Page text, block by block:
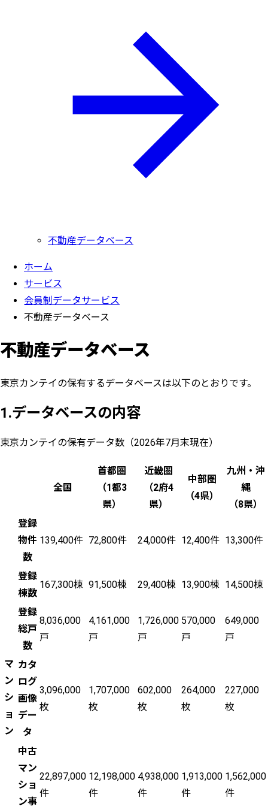
不動産データベース
ホーム
サービス
会員制データサービス
不動産データベース
不動産データベース
東京カンテイの保有するデータベースは以下のとおりです。
1.データベースの内容
東京カンテイの保有データ数（2026年7月末現在）
全国
首都圏
（1都3
県）
近畿圏
（2府4
県）
中部圏
（4県）
九州・沖
縄
（8県）
マ
ン
シ
ョ
ン
登録
物件
数
139,400件 72,800件 24,000件 12,400件 13,300件
登録
棟数
167,300棟 91,500棟 29,400棟 13,900棟 14,500棟
登録
総戸
数
8,036,000
戸
4,161,000
戸
1,726,000
戸
570,000
戸
649,000
戸
カタ
ログ
画像
デー
タ
3,096,000
枚
1,707,000
枚
602,000
枚
264,000
枚
227,000
枚
中古
マン
ショ
ン事
22,897,000
件
12,198,000
件
4,938,000
件
1,913,000
件
1,562,000
件